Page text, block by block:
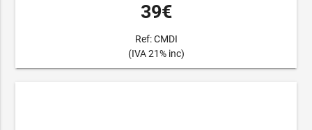
39€
Ref: CMDI
(IVA 21% inc)